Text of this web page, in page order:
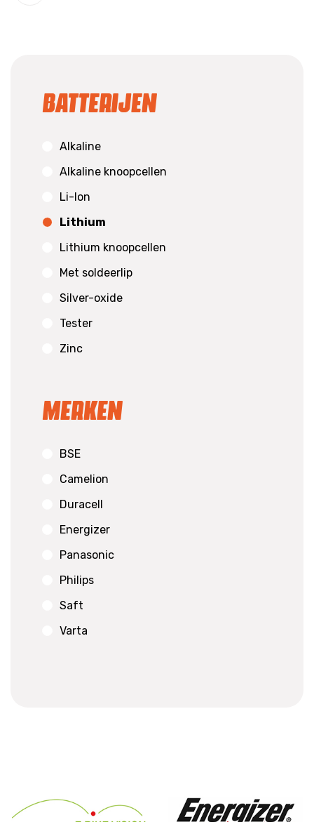
Batterijen
Alkaline
Alkaline knoopcellen
Li-Ion
Lithium
Lithium knoopcellen
Met soldeerlip
Silver-oxide
Tester
Zinc
Merken
BSE
Camelion
Duracell
Energizer
Panasonic
Philips
Saft
Varta